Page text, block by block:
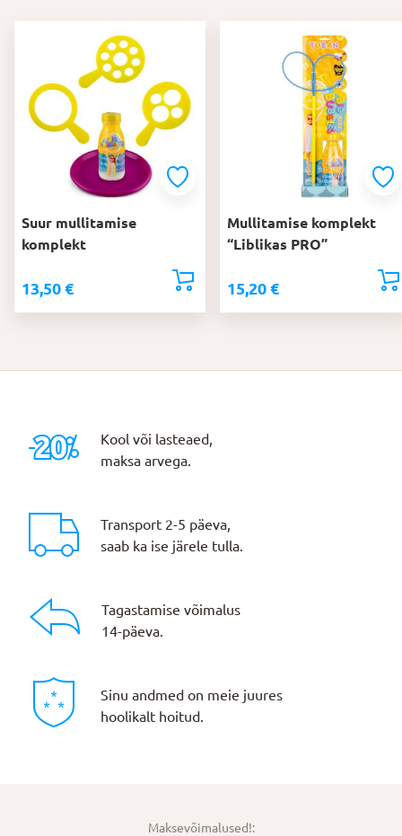
Suur mullitamise
komplekt
13,50 €
Mullitamise komplekt
“Liblikas PRO”
15,20 €
Kool või lasteaed,
maksa arvega.
Transport 2-5 päeva,
saab ka ise järele tulla.
Tagastamise võimalus
14-päeva.
Sinu andmed on meie juures
hoolikalt hoitud.
Maksevõimalused!: